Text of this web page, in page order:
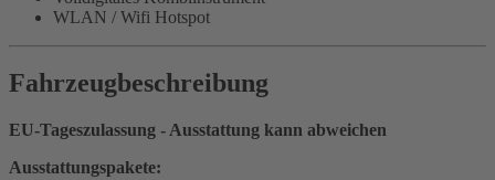
WLAN / Wifi Hotspot
Fahrzeugbeschreibung
EU-Tageszulassung - Ausstattung kann abweichen
Ausstattungspakete: